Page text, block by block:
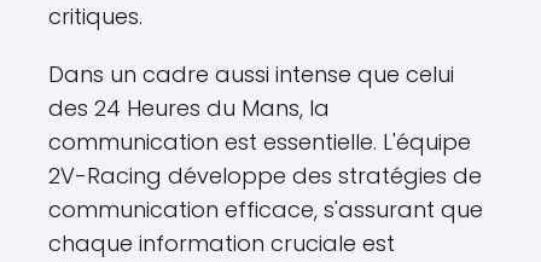
critiques.
Dans un cadre aussi intense que celui
des 24 Heures du Mans, la
communication est essentielle. L'équipe
2V-Racing développe des stratégies de
communication efficace, s'assurant que
chaque information cruciale est